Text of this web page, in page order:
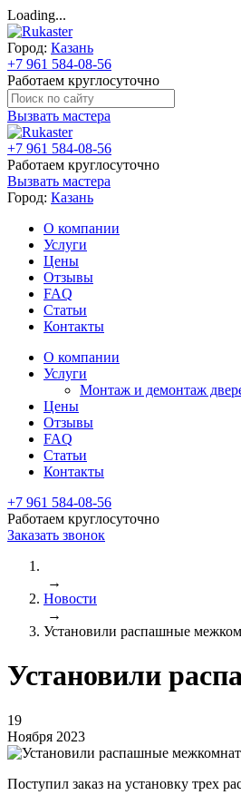
Loading...
Город: Казань
+7 961 584-08-56
Работаем круглосуточно
Вызвать мастера
+7 961 584-08-56
Работаем круглосуточно
Вызвать мастера
Город: Казань
О компании
Услуги
Цены
Отзывы
FAQ
Статьи
Контакты
О компании
Услуги
Монтаж и демонтаж
Цены
Отзывы
FAQ
Статьи
Контакты
+7 961 584-08-56
Работаем круглосуточно
Заказать звонок
→
Новости
→
Установили распашные
Установили
19
Ноября 2023
Поступил заказ на установку трех